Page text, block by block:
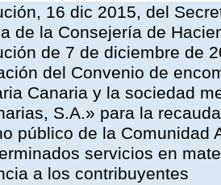
16 dic 2015, del
de la Consejería de
de 7 de diciembre de
del Convenio de
Canaria y la sociedad
S.A.» para la
público de la Comunidad
servicios en
a los contribuyentes